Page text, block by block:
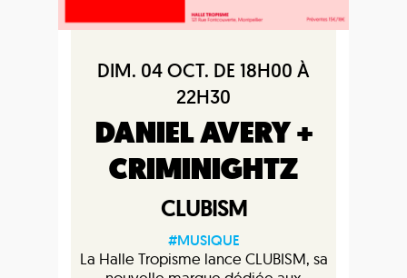
DIM. 04 OCT. DE 18H00 À
22H30
DANIEL AVERY +
CRIMINIGHTZ
CLUBISM
#MUSIQUE
La Halle Tropisme lance CLUBISM, sa